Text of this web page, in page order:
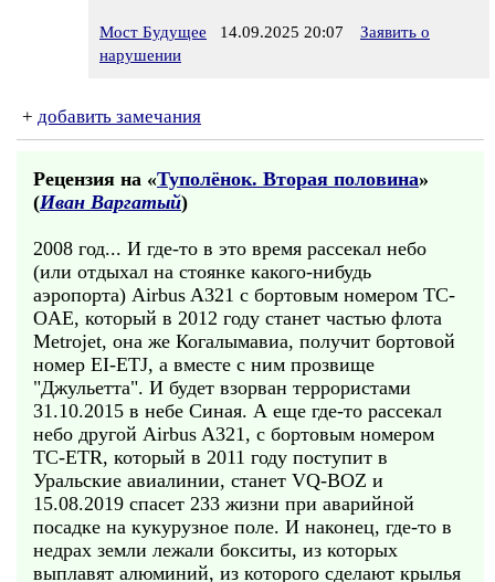
Мост Будущее 14.09.2025 20:07
Заявить о
нарушении
+ добавить замечания
Рецензия на «Туполёнок. Вторая половина»
(Иван Варгатый)
2008 год... И где-то в это время рассекал небо
(или отдыхал на стоянке какого-нибудь
аэропорта) Airbus A321 с бортовым номером TC-
OAE, который в 2012 году станет частью флота
Metrojet, она же Когалымавиа, получит бортовой
номер EI-ETJ, а вместе с ним прозвище
"Джульетта". И будет взорван террористами
31.10.2015 в небе Синая. А еще где-то рассекал
небо другой Airbus A321, с бортовым номером
TC-ETR, который в 2011 году поступит в
Уральские авиалинии, станет VQ-BOZ и
15.08.2019 спасет 233 жизни при аварийной
посадке на кукурузное поле. И наконец, где-то в
недрах земли лежали бокситы, из которых
выплавят алюминий, из которого сделают крылья